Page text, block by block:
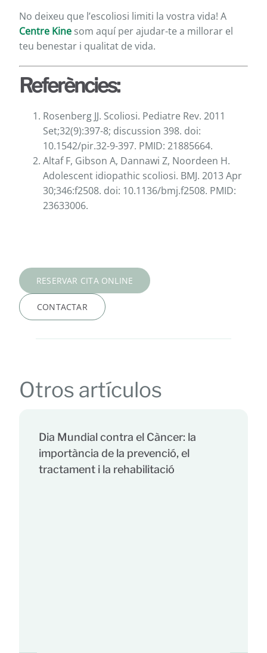
No deixeu que l’escoliosi limiti la vostra vida! A
Centre Kinesom aquí per ajudar-te a millorar el
teu benestar i qualitat de vida.
Referències:
Rosenberg JJ. Scoliosi. Pediatre Rev. 2011
Set;32(9):397-8; discussion 398. doi:
10.1542/pir.32-9-397. PMID: 21885664.
Altaf F, Gibson A, Dannawi Z, Noordeen H.
Adolescent idiopathic scoliosi. BMJ. 2013 Apr
30;346:f2508. doi: 10.1136/bmj.f2508. PMID:
23633006.
RESERVAR CITA ONLINE
CONTACTAR
Otros artículos
Dia Mundial contra el Càncer: la
importància de la prevenció, el
tractament i la rehabilitació